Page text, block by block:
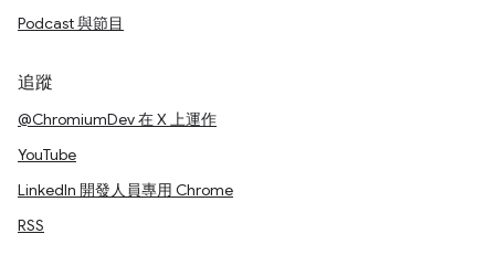
Podcast 與節目
追蹤
@ChromiumDev 在 X 上運作
YouTube
LinkedIn 開發人員專用 Chrome
RSS